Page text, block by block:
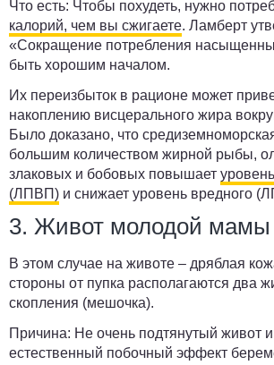
Что есть: Чтобы похудеть, нужно
калорий, чем вы сжигаете. Ламберт
«Сокращение потребления
быть хорошим началом.
Их переизбыток в рационе может
накоплению висцерального жира
Было доказано, что
большим количеством жирной рыбы,
злаковых и бобовых повышает
(ЛПВП) и снижает уровень вредного
3. Живот молодой мамы
В этом случае на животе – дряблая
стороны от пупка располагаются два
скопления (мешочка).
Причина: Не очень подтянутый живот
естественный побочный эффект